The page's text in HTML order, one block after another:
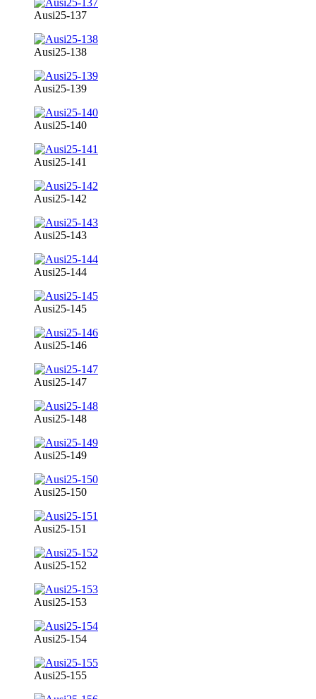
Ausi25-137
Ausi25-138
Ausi25-139
Ausi25-140
Ausi25-141
Ausi25-142
Ausi25-143
Ausi25-144
Ausi25-145
Ausi25-146
Ausi25-147
Ausi25-148
Ausi25-149
Ausi25-150
Ausi25-151
Ausi25-152
Ausi25-153
Ausi25-154
Ausi25-155